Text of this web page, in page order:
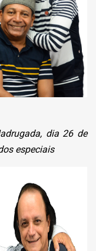
dia 26 de
especiais